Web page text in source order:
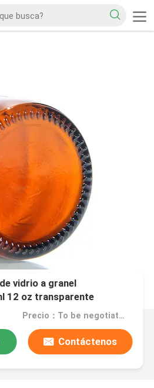
vidrio a granel
12 oz transparente
Precio：To be negotiated
Contáctenos